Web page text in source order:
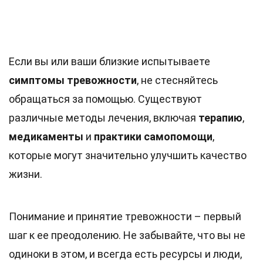
Если вы или ваши близкие испытываете
симптомы тревожности, не стесняйтесь
обращаться за помощью. Существуют
различные методы лечения, включая терапию,
медикаменты и практики самопомощи,
которые могут значительно улучшить качество
жизни.
Понимание и принятие тревожности – первый
шаг к ее преодолению. Не забывайте, что вы не
одиноки в этом, и всегда есть ресурсы и люди,